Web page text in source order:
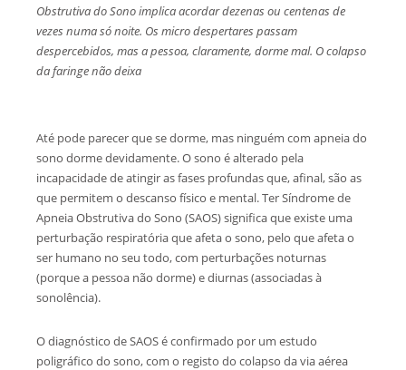
Obstrutiva do Sono implica acordar dezenas ou centenas de
vezes numa só noite. Os micro despertares passam
despercebidos, mas a pessoa, claramente, dorme mal. O colapso
da faringe não deixa
Até pode parecer que se dorme, mas ninguém com apneia do
sono dorme devidamente. O sono é alterado pela
incapacidade de atingir as fases profundas que, afinal, são as
que permitem o descanso físico e mental. Ter Síndrome de
Apneia Obstrutiva do Sono (SAOS) significa que existe uma
perturbação respiratória que afeta o sono, pelo que afeta o
ser humano no seu todo, com perturbações noturnas
(porque a pessoa não dorme) e diurnas (associadas à
sonolência).
O diagnóstico de SAOS é confirmado por um estudo
poligráfico do sono, com o registo do colapso da via aérea